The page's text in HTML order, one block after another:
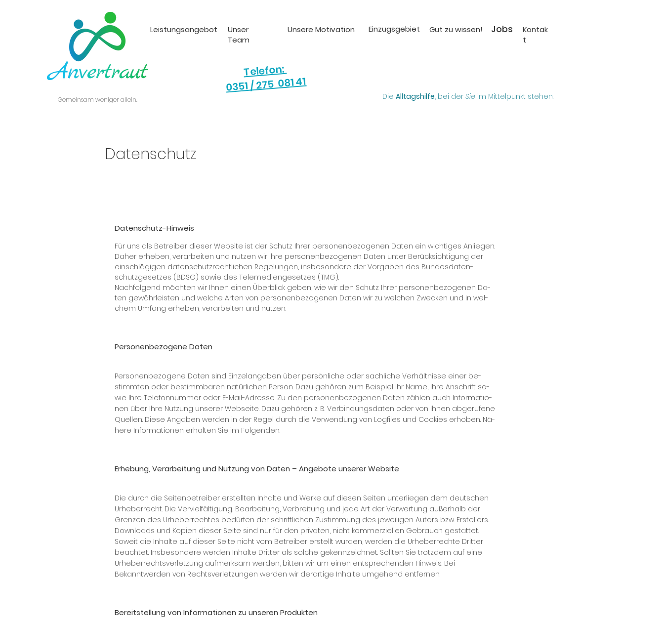
Leistungsangebot
Unser
Team
Unsere Motivation
Telefon:
0351 / 275 081 41
Gemeinsam weniger allein.
Einzugsgebiet Gut zu wissen! Jobs
Kontak
t
Die Alltagshilfe, bei der Sie im Mittelpunkt stehen.
Datenschutz
Datenschutz-Hinweis
Für uns als Be­trei­ber die­ser Web­site ist der Schutz Ih­rer per­so­nen­be­zo­ge­nen Da­ten ein wich­ti­ges An­lie­gen.
Da­her er­he­ben, ver­ar­bei­ten und nut­zen wir Ih­re per­so­nen­be­zo­ge­nen Da­ten un­ter Be­rück­sich­ti­gung der
ein­schlä­gi­gen da­ten­schutz­recht­li­chen Re­ge­lun­gen, ins­be­son­de­re der Vor­ga­ben des Bun­des­da­ten­
schutz­ge­set­zes (BDSG) so­wie des Te­le­me­di­en­ge­set­zes (TMG).
Nach­fol­gend möch­ten wir Ih­nen ei­nen Über­blick ge­ben, wie wir den Schutz Ih­rer per­so­nen­be­zo­ge­nen Da­
ten ge­währ­leis­ten und wel­che Ar­ten von per­so­nen­be­zo­ge­nen Da­ten wir zu wel­chen Zwe­cken und in wel­
chem Um­fang er­he­ben, ver­ar­bei­ten und nut­zen.
Personenbezogene Daten
Per­so­nen­be­zo­ge­ne Da­ten sind Ein­zel­an­ga­ben über per­sön­li­che oder sach­li­che Ver­hält­nis­se ei­ner be­
stimm­ten oder be­stimm­ba­ren na­tür­li­chen Per­son. Da­zu ge­hö­ren zum Bei­spiel Ihr Na­me, Ih­re An­schrift so­
wie Ih­re Te­le­fon­num­mer oder E-Mail-Adres­se. Zu den per­so­nen­be­zo­ge­nen Da­ten zäh­len auch In­for­ma­tio­
nen über Ih­re Nut­zung un­se­rer Web­sei­te. Da­zu ge­hö­ren z. B. Ver­bin­dungs­da­ten oder von Ih­nen ab­ge­ru­fe­ne
Quel­len. Die­se An­ga­ben wer­den in der Re­gel durch die Ver­wen­dung von Log­files und Coo­kies er­ho­ben. Nä­
he­re In­for­ma­tio­nen er­hal­ten Sie im Fol­gen­den.
Erhebung, Verarbeitung und Nutzung von Daten – Angebote unserer Website
Die durch die Seitenbetreiber erstellten Inhalte und Werke auf diesen Seiten unterliegen dem deutschen
Urheberrecht. Die Vervielfältigung, Bearbeitung, Verbreitung und jede Art der Verwertung außerhalb der
Grenzen des Urheberrechtes bedürfen der schriftlichen Zustimmung des jeweiligen Autors bzw. Erstellers.
Downloads und Kopien dieser Seite sind nur für den privaten, nicht kommerziellen Gebrauch gestattet.
Soweit die Inhalte auf dieser Seite nicht vom Betreiber erstellt wurden, werden die Urheberrechte Dritter
beachtet. Insbesondere werden Inhalte Dritter als solche gekennzeichnet. Sollten Sie trotzdem auf eine
Urheberrechtsverletzung aufmerksam werden, bitten wir um einen entsprechenden Hinweis. Bei
Bekanntwerden von Rechtsverletzungen werden wir derartige Inhalte umgehend entfernen.
Bereitstellung von Informationen zu unseren Produkten